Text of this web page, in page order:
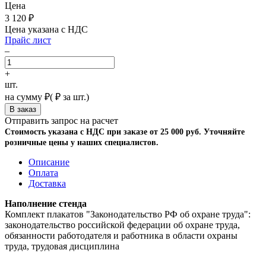
Цена
3 120 ₽
Цена указана с НДС
Прайс лист
–
+
шт.
на сумму ₽( ₽ за шт.)
Отправить запрос на расчет
Стоимость указана с НДС при заказе от 25 000 руб. Уточняйте
розничные цены у наших специалистов.
Описание
Оплата
Доставка
Наполнение стенда
Комплект плакатов "Законодательство РФ об охране труда":
законодательство российской федерации об охране труда,
обязанности работодателя и работника в области охраны
труда, трудовая дисциплина